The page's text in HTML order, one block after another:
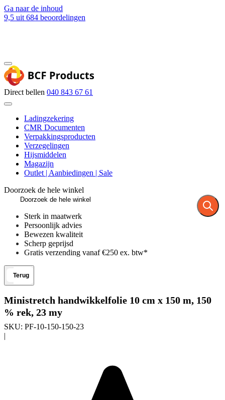
Ga naar de inhoud
9,5 uit 684 beoordelingen
Direct bellen 040 843 67 61
Ladingzekering
CMR Documenten
Verpakkingsproducten
Verzegelingen
Hijsmiddelen
Magazijn
Outlet | Aanbiedingen | Sale
Doorzoek de hele winkel
Sterk in maatwerk
Persoonlijk advies
Bewezen kwaliteit
Scherp geprijsd
Gratis verzending vanaf €250 ex. btw*
Terug
Ministretch handwikkelfolie 10 cm x 150 m, 150
% rek, 23 my
SKU: PF-10-150-150-23
|